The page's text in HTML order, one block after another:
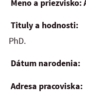
Meno a
Tituly a
PhD.
Dátum
Adresa